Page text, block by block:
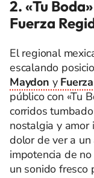
2. «Tu
Fuerza
El regional
escalando
Maydon y
público con «Tu
corridos
nostalgia y amor
dolor de ver a un
impotencia de
un sonido fresco